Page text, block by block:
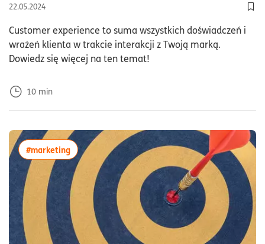
22.05.2024
Customer experience to suma wszystkich doświadczeń i
wrażeń klienta w trakcie interakcji z Twoją marką.
Dowiedz się więcej na ten temat!
10 min
#marketingwięcej artykułów z tagiem:#marketing